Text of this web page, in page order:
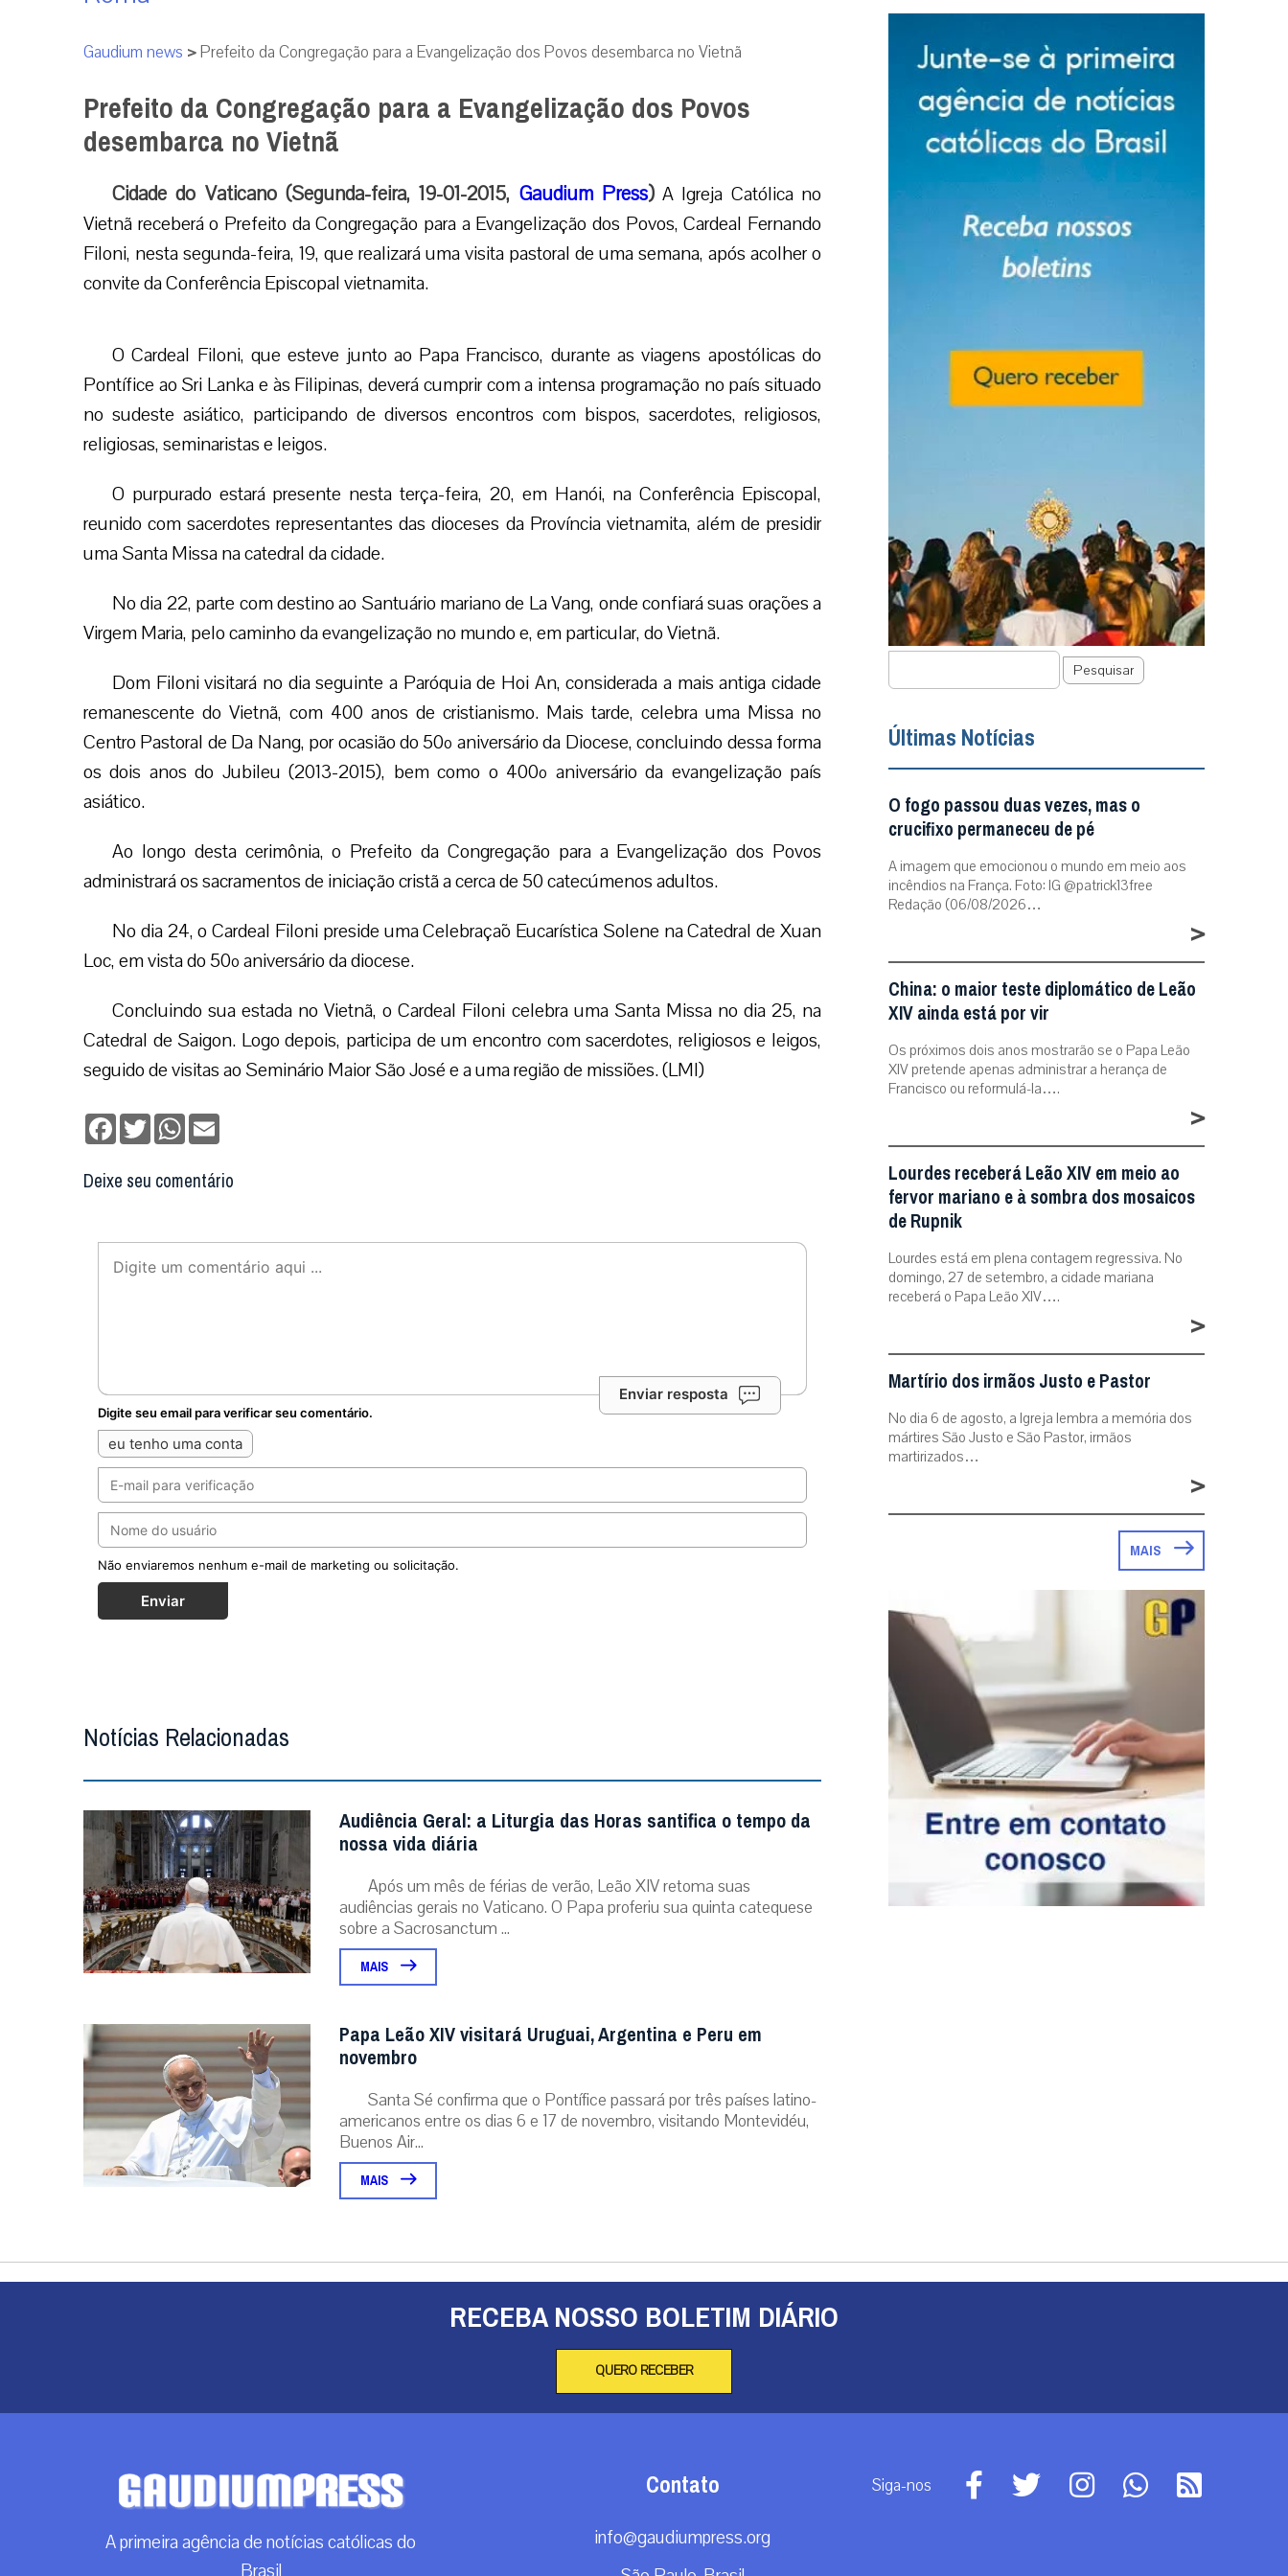
Gaudium news >Prefeito da Congregação para a Evangelização dos Povos desembarca no Vietnã
Prefeito da Congregação para a Evangelização dos Povos
desembarca no Vietnã
Cidade do Vaticano (Segunda-feira, 19-01-2015, Gaudium Press)A Igreja Católica no
Vietnã receberá o Prefeito da Congregação para a Evangelização dos Povos, Cardeal Fernando
Filoni, nesta segunda-feira, 19, que realizará uma visita pastoral de uma semana, após acolher o
convite da Conferência Episcopal vietnamita.
O Cardeal Filoni, que esteve junto ao Papa Francisco, durante as viagens apostólicas do
Pontífice ao Sri Lanka e às Filipinas, deverá cumprir com a intensa programação no país situado
no sudeste asiático, participando de diversos encontros com bispos, sacerdotes, religiosos,
religiosas, seminaristas e leigos.
O purpurado estará presente nesta terça-feira, 20, em Hanói, na Conferência Episcopal,
reunido com sacerdotes representantes das dioceses da Província vietnamita, além de presidir
uma Santa Missa na catedral da cidade.
No dia 22, parte com destino ao Santuário mariano de La Vang, onde confiará suas orações a
Virgem Maria, pelo caminho da evangelização no mundo e, em particular, do Vietnã.
Dom Filoni visitará no dia seguinte a Paróquia de Hoi An, considerada a mais antiga cidade
remanescente do Vietnã, com 400 anos de cristianismo. Mais tarde, celebra uma Missa no
Centro Pastoral de Da Nang, por ocasião do 50º aniversário da Diocese, concluindo dessa forma
os dois anos do Jubileu (2013-2015), bem como o 400º aniversário da evangelização país
asiático.
Ao longo desta cerimônia, o Prefeito da Congregação para a Evangelização dos Povos
administrará os sacramentos de iniciação cristã a cerca de 50 catecúmenos adultos.
No dia 24, o Cardeal Filoni preside uma Celebraçaõ Eucarística Solene na Catedral de Xuan
Loc, em vista do 50º aniversário da diocese.
Concluindo sua estada no Vietnã, o Cardeal Filoni celebra uma Santa Missa no dia 25, na
Catedral de Saigon. Logo depois, participa de um encontro com sacerdotes, religiosos e leigos,
seguido de visitas ao Seminário Maior São José e a uma região de missiões. (LMI)
Facebook
TwitterWhatsApp
Deixe seu comentário
Enviar resposta
Digite seu email para verificar seu comentário.
eu tenho uma conta
Não enviaremos nenhum e-mail de marketing ou solicitação.
Enviar
Notícias Relacionadas
Audiência Geral: a Liturgia das Horas santifica o tempo da
nossa vida diária
Após um mês de férias de verão, Leão XIV retoma suas
audiências gerais no Vaticano. O Papa proferiu sua quinta catequese
sobre a Sacrosanctum ...
MAIS
Papa Leão XIV visitará Uruguai, Argentina e Peru em
novembro
Santa Sé confirma que o Pontífice passará por três países latino-
americanos entre os dias 6 e 17 de novembro, visitando Montevidéu,
Buenos Air...
MAIS
Pesquisar
Últimas Notícias
O fogo passou duas vezes, mas o
crucifixo permaneceu de pé
A imagem que emocionou o mundo em meio aos
incêndios na França. Foto: IG @patrick13free
Redação (06/08/2026…
>
China: o maior teste diplomático de Leão
XIV ainda está por vir
Os próximos dois anos mostrarão se o Papa Leão
XIV pretende apenas administrar a herança de
Francisco ou reformulá-la….
>
Lourdes receberá Leão XIV em meio ao
fervor mariano e à sombra dos mosaicos
de Rupnik
Lourdes está em plena contagem regressiva. No
domingo, 27 de setembro, a cidade mariana
receberá o Papa Leão XIV….
>
Martírio dos irmãos Justo e Pastor
No dia 6 de agosto, a Igreja lembra a memória dos
mártires São Justo e São Pastor, irmãos
martirizados…
>
MAIS
RECEBA NOSSO BOLETIM DIÁRIO
QUERO RECEBER
A primeira agência de notícias católicas do
Contato
info@gaudiumpress.org
Siga-nos